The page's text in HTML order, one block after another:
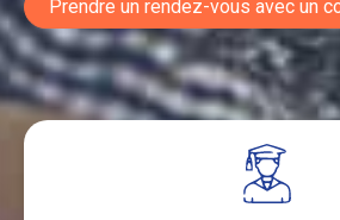
Prendre un rendez-vous avec un